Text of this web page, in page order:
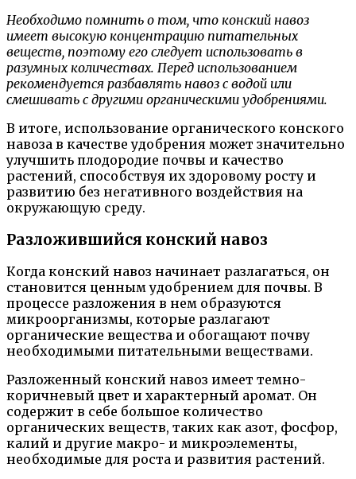
Необходимо помнить о том, что конский навоз
имеет высокую концентрацию питательных
веществ, поэтому его следует использовать в
разумных количествах. Перед использованием
рекомендуется разбавлять навоз с водой или
смешивать с другими органическими удобрениями.
В итоге, использование органического конского
навоза в качестве удобрения может значительно
улучшить плодородие почвы и качество
растений, способствуя их здоровому росту и
развитию без негативного воздействия на
окружающую среду.
Разложившийся конский навоз
Когда конский навоз начинает разлагаться, он
становится ценным удобрением для почвы. В
процессе разложения в нем образуются
микроорганизмы, которые разлагают
органические вещества и обогащают почву
необходимыми питательными веществами.
Разложенный конский навоз имеет темно-
коричневый цвет и характерный аромат. Он
содержит в себе большое количество
органических веществ, таких как азот, фосфор,
калий и другие макро- и микроэлементы,
необходимые для роста и развития растений.